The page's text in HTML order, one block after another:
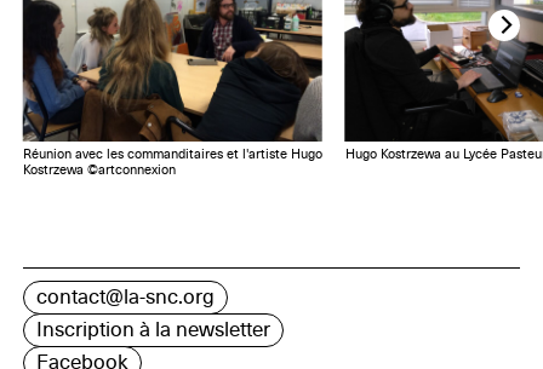
Réunion avec les commanditaires et l'artiste Hugo
Kostrzewa ©artconnexion
Hugo Kostrzewa au Lycée
contact@la-snc.org
Inscription à la newsletter
Facebook